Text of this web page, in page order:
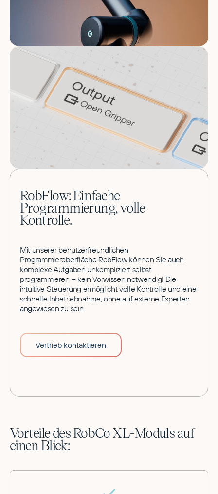
RobFlow: Einfache
Programmierung, volle
Kontrolle.
Mit unserer benutzerfreundlichen
Programmieroberfläche RobFlow können Sie auch
komplexe Aufgaben unkompliziert selbst
programmieren – kein Vorwissen notwendig! Die
intuitive Steuerung ermöglicht volle Kontrolle und eine
schnelle Inbetriebnahme, ohne auf externe Experten
angewiesen zu sein.
Vertrieb kontaktieren
Vorteile des RobCo XL-Moduls auf
einen Blick: